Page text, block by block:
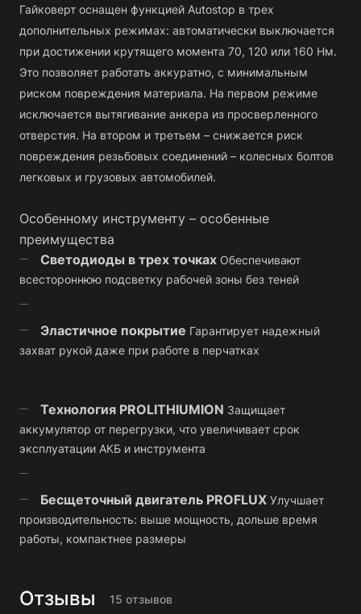
Гайковерт оснащен функцией Autostop в трех
дополнительных режимах: автоматически выключается
при достижении крутящего момента 70, 120 или 160 Нм.
Это позволяет работать аккуратно, с минимальным
риском повреждения материала. На первом режиме
исключается вытягивание анкера из просверленного
отверстия. На втором и третьем – снижается риск
повреждения резьбовых соединений – колесных болтов
легковых и грузовых автомобилей.
Особенному инструменту – особенные
преимущества
Светодиоды в трех точках Обеспечивают
всестороннюю подсветку рабочей зоны без теней
Эластичное покрытие Гарантирует надежный
захват рукой даже при работе в перчатках
Технология PROLITHIUMION Защищает
аккумулятор от перегрузки, что увеличивает срок
эксплуатации АКБ и инструмента
Бесщеточный двигатель PROFLUX Улучшает
производительность: выше мощность, дольше время
работы, компактнее размеры
Отзывы 15 отзывов